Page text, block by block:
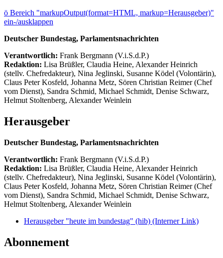
ö Bereich "markupOutput(format=HTML, markup=Herausgeber)"
ein-/ausklappen
Deutscher Bundestag, Parlamentsnachrichten
Verantwortlich: Frank Bergmann (V.i.S.d.P.)
Redaktion: Lisa Brüßler, Claudia Heine, Alexander Heinrich
(stellv. Chefredakteur), Nina Jeglinski, Susanne Ködel (Volontärin),
Claus Peter Kosfeld, Johanna Metz, Sören Christian Reimer (Chef
vom Dienst), Sandra Schmid, Michael Schmidt, Denise Schwarz,
Helmut Stoltenberg, Alexander Weinlein
Herausgeber
Deutscher Bundestag, Parlamentsnachrichten
Verantwortlich: Frank Bergmann (V.i.S.d.P.)
Redaktion: Lisa Brüßler, Claudia Heine, Alexander Heinrich
(stellv. Chefredakteur), Nina Jeglinski, Susanne Ködel (Volontärin),
Claus Peter Kosfeld, Johanna Metz, Sören Christian Reimer (Chef
vom Dienst), Sandra Schmid, Michael Schmidt, Denise Schwarz,
Helmut Stoltenberg, Alexander Weinlein
Herausgeber "heute im bundestag" (hib) (Interner Link)
Abonnement